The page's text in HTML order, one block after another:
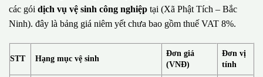
các gói dịch vụ vệ sinh công nghiệp tại (Xã Phật Tích – Bắc
Ninh). đây là bảng giá niêm yết chưa bao gồm thuế VAT 8%.
STT Hạng mục vệ sinh
Đơn giá
(VNĐ)
Đơn vị
tính